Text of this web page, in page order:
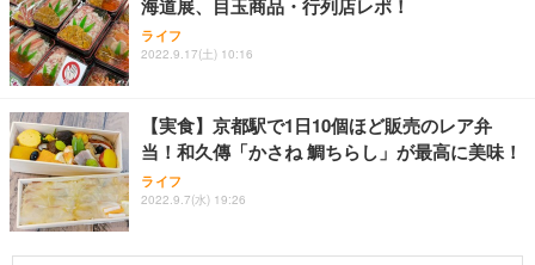
海道展、目玉商品・行列店レポ！
ライフ
2022.9.17(土) 10:16
【実食】京都駅で1日10個ほど販売のレア弁
当！和久傳「かさね 鯛ちらし」が最高に美味！
ライフ
2022.9.7(水) 19:26